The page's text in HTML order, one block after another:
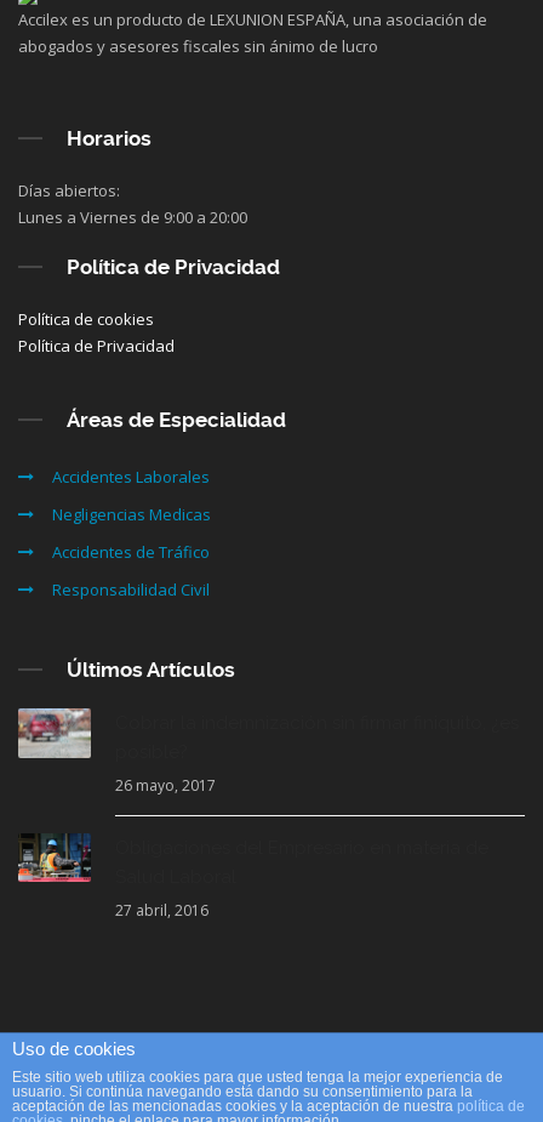
Accilex es un producto de LEXUNION ESPAÑA, una asociación de
abogados y asesores fiscales sin ánimo de lucro
Horarios
Días abiertos:
Lunes a Viernes de 9:00 a 20:00
Política de Privacidad
Política de cookies
Política de Privacidad
Áreas de Especialidad
Accidentes Laborales
Negligencias Medicas
Accidentes de Tráfico
Responsabilidad Civil
Últimos Artículos
26 mayo, 2017
27 abril, 2016
© 2018 Accilex. Creado porLVS2, Agencia de Marketing Online y
Posicionamiento Web
Uso de cookies
Este sitio web utiliza cookies para que usted tenga la mejor experiencia de
usuario. Si continúa navegando está dando su consentimiento para la
aceptación de las mencionadas cookies y la aceptación de nuestra política de